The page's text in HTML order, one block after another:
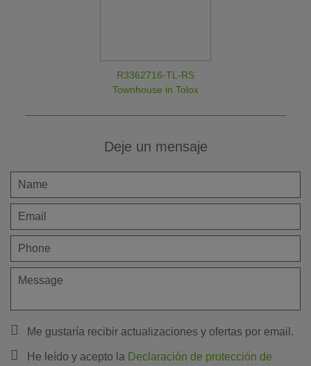
R3362716-TL-RS
Townhouse in Tolox
Deje un mensaje
Me gustaría recibir actualizaciones y ofertas por email.
He leído y acepto la Declaración de protección de